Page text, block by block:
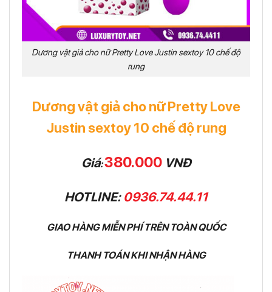
Dương vật giả cho nữ Pretty Love Justin sextoy 10 chế độ
rung
Dương vật giả cho nữ Pretty Love
Justin sextoy 10 chế độ rung
Giá:380.000VNĐ
HOTLINE: 0936.74.44.11
GIAO HÀNG MIỄN PHÍ TRÊN TOÀN QUỐC
THANH TOÁN KHI NHẬN HÀNG